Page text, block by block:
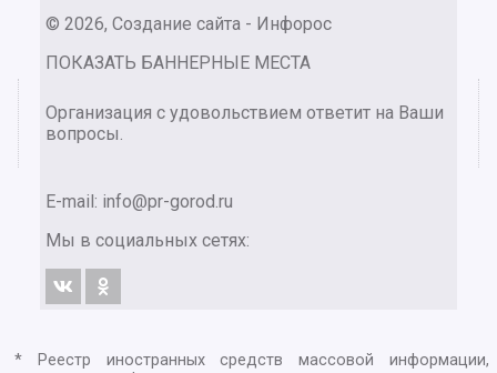
© 2026, Создание сайта - Инфорос
ПОКАЗАТЬ БАННЕРНЫЕ МЕСТА
Организация с удовольствием ответит на Ваши
вопросы.
E-mail: info@pr-gorod.ru
Мы в социальных сетях:
* Реестр иностранных средств массовой информации,